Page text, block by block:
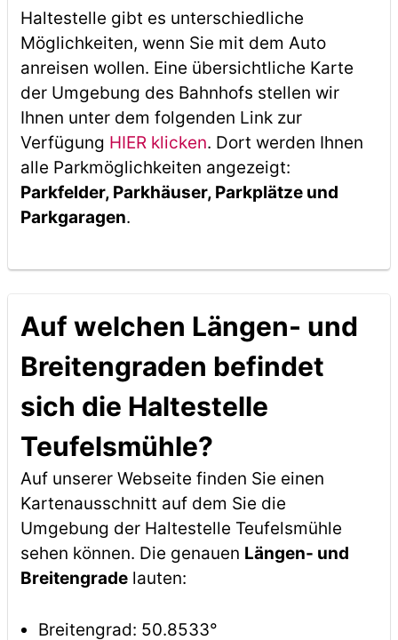
Haltestelle gibt es unterschiedliche
Möglichkeiten, wenn Sie mit dem Auto
anreisen wollen. Eine übersichtliche Karte
der Umgebung des Bahnhofs stellen wir
Ihnen unter dem folgenden Link zur
Verfügung HIER klicken. Dort werden Ihnen
alle Parkmöglichkeiten angezeigt:
Parkfelder, Parkhäuser, Parkplätze und
Parkgaragen.
Auf welchen Längen- und
Breitengraden befindet
sich die Haltestelle
Teufelsmühle?
Auf unserer Webseite finden Sie einen
Kartenausschnitt auf dem Sie die
Umgebung der Haltestelle Teufelsmühle
sehen können. Die genauen Längen- und
Breitengradelauten:
Breitengrad: 50.8533°